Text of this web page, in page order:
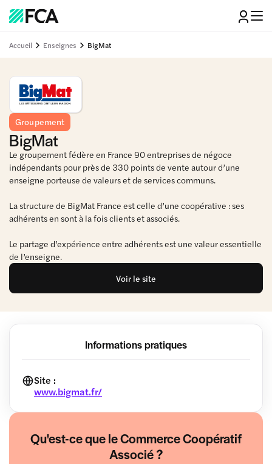
Accueil Enseignes BigMat
Groupement
BigMat
Le groupement fédère en France 90 entreprises de négoce
indépendants pour près de 330 points de vente autour d’une
enseigne porteuse de valeurs et de services communs.
La structure de BigMat France est celle d’une coopérative : ses
adhérents en sont à la fois clients et associés.
Le partage d’expérience entre adhérents est une valeur essentielle
de l’enseigne.
Voir le site
Informations pratiques
Site :
www.bigmat.fr/
Qu'est-ce que le Commerce Coopératif
Associé ?